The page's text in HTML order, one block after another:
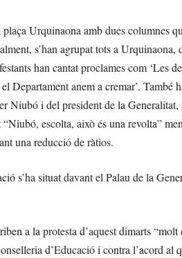
Urquinaona amb dues columnes
s’han agrupat tots a Urquinaona,
han cantat proclames com ‘Les
Departament anem a cremar’. També
Niubó i del president de la
escolta, això és una revolta”
una reducció de ràtios.
s’ha situat davant el Palau de la
a la protesta d’aquest dimarts
d’Educació i contra l’acord al